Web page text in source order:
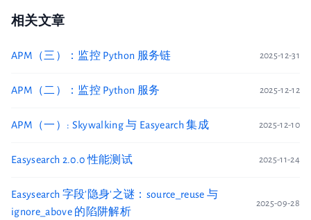
相关文章
APM（三）：监控 Python 服务链 2025-12-31
APM（二）：监控 Python 服务 2025-12-12
APM（一）: Skywalking 与 Easyearch 集成 2025-12-10
Easysearch 2.0.0 性能测试 2025-11-24
Easysearch 字段'隐身'之谜：source_reuse 与
ignore_above 的陷阱解析
2025-09-28